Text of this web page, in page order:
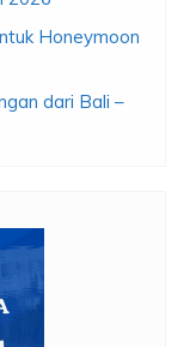
Honeymoon
dari Bali –